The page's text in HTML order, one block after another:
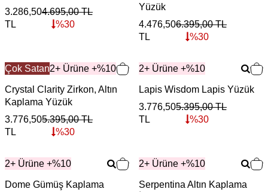
3.286,50
TL
4.695,00TL
%30
Yüzük
4.476,50
TL
6.395,00TL
%30
Çok Satan2+ Ürüne +%10
Crystal Clarity Zirkon, Altın
Kaplama Yüzük
3.776,50
TL
5.395,00TL
%30
2+ Ürüne +%10
Lapis Wisdom Lapis Yüzük
3.776,50
TL
5.395,00TL
%30
2+ Ürüne +%10
Dome Gümüş Kaplama
2+ Ürüne +%10
Serpentina Altın Kaplama